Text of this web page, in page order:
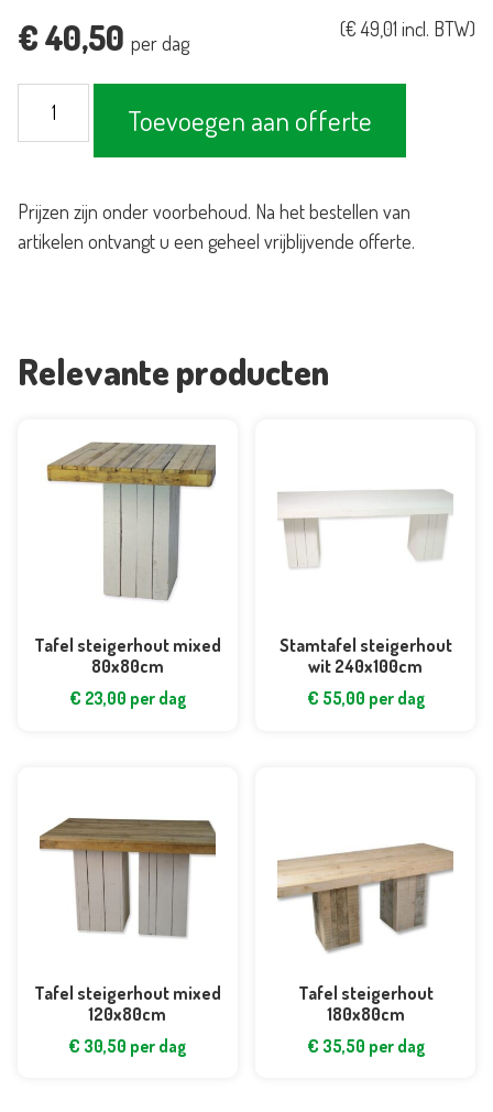
€40,50 per dag
(€49,01 incl. BTW)
Industrieel
Toevoegen aan offerte
Prijzen zijn onder voorbehoud. Na het bestellen van
artikelen ontvangt u een geheel vrijblijvende offerte.
Relevante producten
Tafel steigerhout mixed
80x80cm
€ 23,00 per dag
Stamtafel steigerhout
wit 240x100cm
€ 55,00 per dag
Tafel steigerhout mixed
120x80cm
€ 30,50 per dag
Tafel steigerhout
180x80cm
€ 35,50 per dag